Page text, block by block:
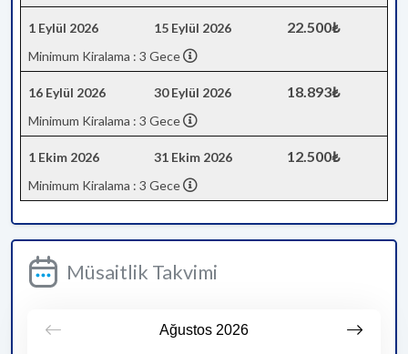
1 Eylül 2026 15 Eylül 2026 22.500₺
Minimum Kiralama : 3 Gece
16 Eylül 2026 30 Eylül 2026 18.893₺
Minimum Kiralama : 3 Gece
1 Ekim 2026 31 Ekim 2026 12.500₺
Minimum Kiralama : 3 Gece
Müsaitlik Takvimi
Ağustos 2026